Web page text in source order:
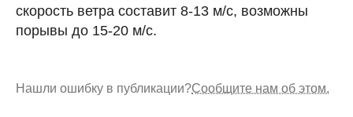
скорость ветра составит 8-13 м/с, возможны
порывы до 15-20 м/с.
Нашли ошибку в публикации?Сообщите нам об этом.